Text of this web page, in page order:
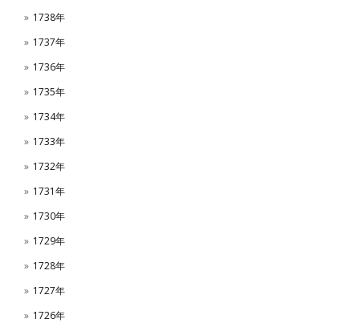
1738年
1737年
1736年
1735年
1734年
1733年
1732年
1731年
1730年
1729年
1728年
1727年
1726年